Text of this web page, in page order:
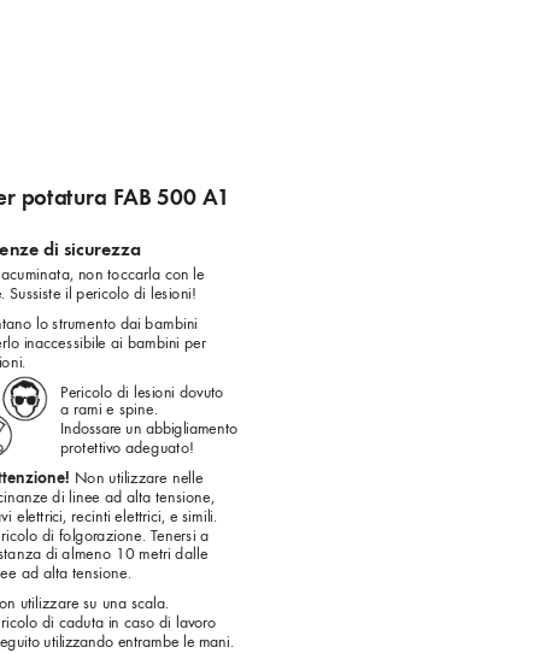
potatura FAB 500 A1
di sicurezza
non toccarla con le
Sussiste il pericolo di lesioni!
lo strumento dai bambini
inaccessibile ai bambini per
Pericolo di lesioni dovuto
a rami e spine.
Indossare un abbigliamento
protettivo adeguato!
Non utilizzare nelle
di linee ad alta tensione,
elettrici, recinti elettrici, e simili.
di folgorazione. Tenersi a
di almeno 10 metri dalle
ad alta tensione.
utilizzare su una scala.
di caduta in caso di lavoro
utilizzando entrambe le mani.